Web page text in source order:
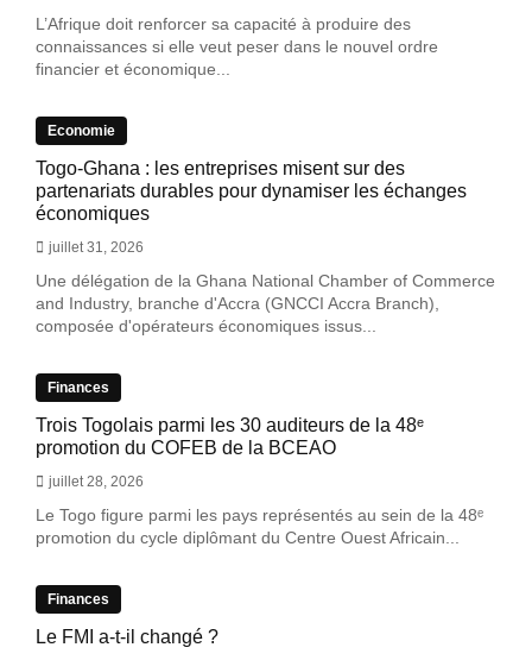
L’Afrique doit renforcer sa capacité à produire des
connaissances si elle veut peser dans le nouvel ordre
financier et économique...
Economie
Togo-Ghana : les entreprises misent sur des
partenariats durables pour dynamiser les échanges
économiques
juillet 31, 2026
Une délégation de la Ghana National Chamber of Commerce
and Industry, branche d'Accra (GNCCI Accra Branch),
composée d'opérateurs économiques issus...
Finances
Trois Togolais parmi les 30 auditeurs de la 48ᵉ
promotion du COFEB de la BCEAO
juillet 28, 2026
Le Togo figure parmi les pays représentés au sein de la 48ᵉ
promotion du cycle diplômant du Centre Ouest Africain...
Finances
Le FMI a-t-il changé ?